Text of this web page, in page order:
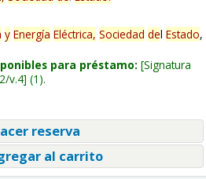
y Energía Eléctrica, Sociedad del Estado,
para préstamo: Signatura
v.4 (1).
reserva
al carrito